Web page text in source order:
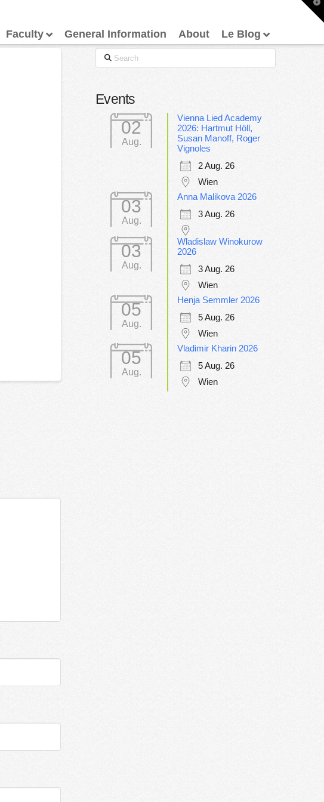
Faculty General Information About Le Blog
Search
Events
02
Aug.
Vienna Lied Academy
2026: Hartmut Höll,
Susan Manoff, Roger
Vignoles
2 Aug. 26
Wien
03
Aug.
Anna Malikova 2026
3 Aug. 26
03
Aug.
Wladislaw Winokurow
2026
3 Aug. 26
Wien
05
Aug.
Henja Semmler 2026
5 Aug. 26
Wien
05
Aug.
Vladimir Kharin 2026
5 Aug. 26
Wien